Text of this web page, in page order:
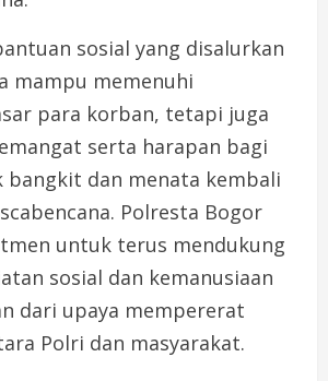
sosial yang disalurkan
mampu memenuhi
para korban, tetapi juga
serta harapan bagi
bangkit dan menata kembali
Polresta Bogor
untuk terus mendukung
sosial dan kemanusiaan
dari upaya mempererat
Polri dan masyarakat.